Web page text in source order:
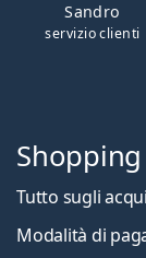
Sandro
servizio clienti
Tutto sugli
Modalità di